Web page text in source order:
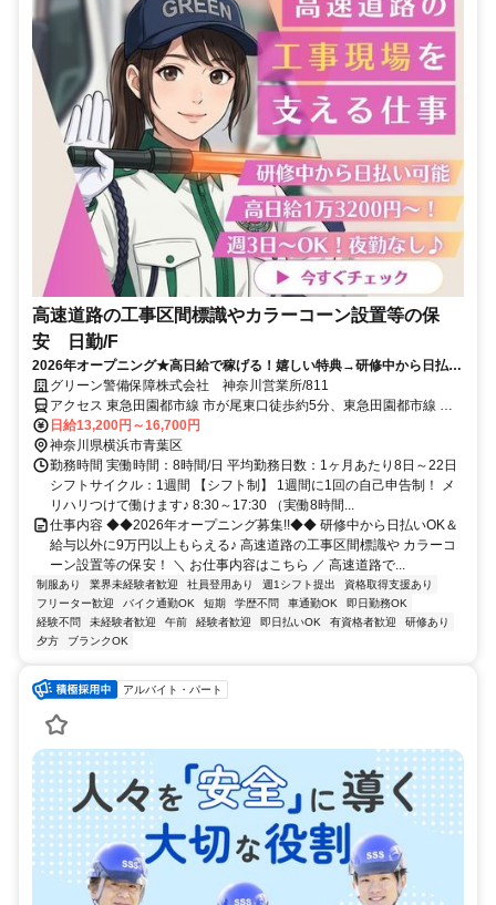
高速道路の工事区間標識やカラーコーン設置等の保
安 日勤/F
2026年オープニング★高日給で稼げる！嬉しい特典→研修中から日払い
可能！未経験OK！週3日～融通◎
グリーン警備保障株式会社 神奈川営業所/811
アクセス 東急田園都市線 市が尾東口徒歩約5分、東急田園都市線 江
田（神奈川県）東口徒歩約22分、東急田園都市線 藤が丘（神奈川
県）正面口徒歩約23分 市が尾駅周辺の現場★直行直帰OK★神奈川県
内に現場多数
日給13,200円～16,700円
神奈川県横浜市青葉区
勤務時間 実働時間：8時間/日 平均勤務日数：1ヶ月あたり8日～22日
シフトサイクル：1週間 【シフト制】 1週間に1回の自己申告制！ メ
リハリつけて働けます♪ 8:30～17:30 （実働8時間...
仕事内容 ◆◆2026年オープニング募集!!◆◆ 研修中から日払いOK＆
給与以外に9万円以上もらえる♪ 高速道路の工事区間標識や カラーコ
ーン設置等の保安！ ＼ お仕事内容はこちら ／ 高速道路で...
制服あり 業界未経験者歓迎 社員登用あり 週1シフト提出
資格取得支援あり
フリーター歓迎
バイク通勤OK 短期 学歴不問 車通勤OK
即日勤務OK
経験不問
未経験者歓迎 午前 経験者歓迎 即日払いOK 有資格者歓迎
研修あり
夕方
ブランクOK
アルバイト・パート